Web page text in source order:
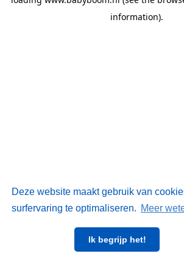
Deze website maakt gebruik van
surfervaring te optimaliseren. Meer
Ik begrijp het!
information).